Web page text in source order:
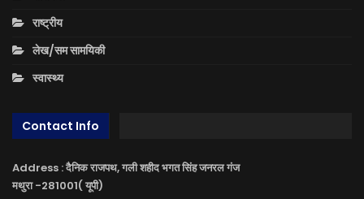
राष्ट्रीय
लेख/सम सामयिकी
स्वास्थ्य
Contact Info
Address : दैनिक राजपथ, गली शहीद भगत सिंह जनरल गंज
मथुरा -281001( यूपी)